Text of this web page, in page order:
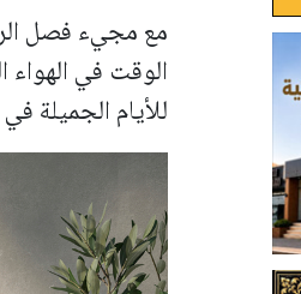
مع مجيء فصل
الوقت في الهواء
للأيام الجميلة